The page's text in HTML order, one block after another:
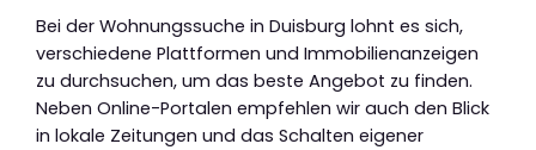
Bei der Wohnungssuche in Duisburg lohnt es sich,
verschiedene Plattformen und Immobilienanzeigen
zu durchsuchen, um das beste Angebot zu finden.
Neben Online-Portalen empfehlen wir auch den Blick
in lokale Zeitungen und das Schalten eigener